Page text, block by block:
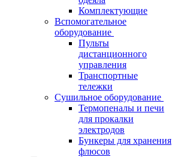
Комплектующие
Вспомогательное
оборудование
Пульты
дистанционного
управления
Транспортные
тележки
Сушильное оборудование
Термопеналы и печи
для прокалки
электродов
Бункеры для хранения
флюсов